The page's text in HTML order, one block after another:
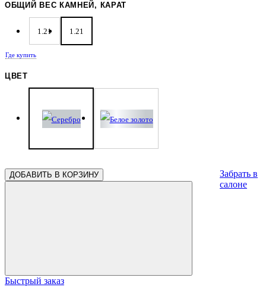
ОБЩИЙ ВЕС КАМНЕЙ, КАРАТ
1.21 1.21
Где купить
ЦВЕТ
ДОБАВИТЬ В КОРЗИНУ
Быстрый заказ
Забрать в
салоне